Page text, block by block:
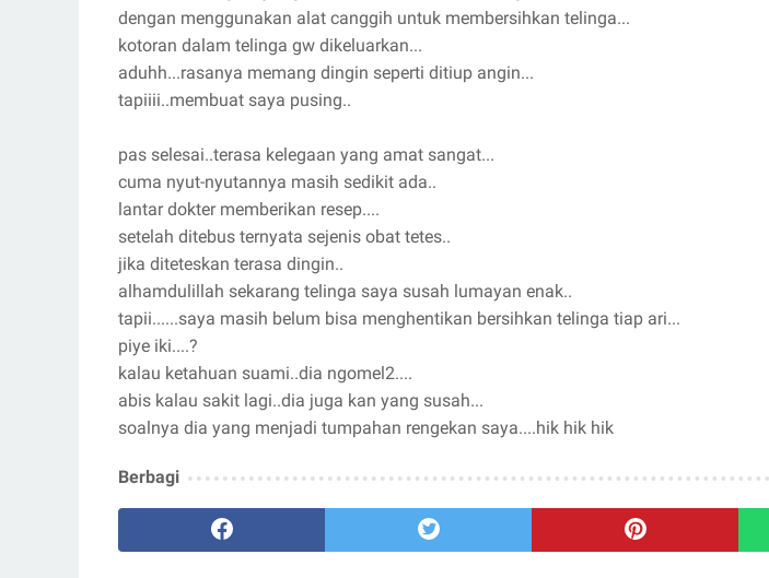
dengan menggunakan alat canggih untuk membersihkan telinga...
kotoran dalam telinga gw dikeluarkan...
aduhh...rasanya memang dingin seperti ditiup angin...
tapiiii..membuat saya pusing..
pas selesai..terasa kelegaan yang amat sangat...
cuma nyut-nyutannya masih sedikit ada..
lantar dokter memberikan resep....
setelah ditebus ternyata sejenis obat tetes..
jika diteteskan terasa dingin..
alhamdulillah sekarang telinga saya susah lumayan enak..
tapii......saya masih belum bisa menghentikan bersihkan telinga tiap ari...
piye iki....?
kalau ketahuan suami..dia ngomel2....
abis kalau sakit lagi..dia juga kan yang susah...
soalnya dia yang menjadi tumpahan rengekan saya....hik hik hik
Berbagi